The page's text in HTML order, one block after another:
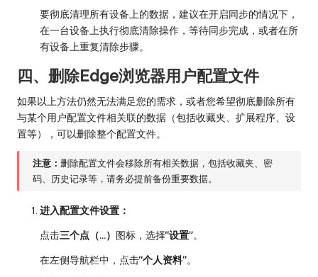
要彻底清理所有设备上的数据，建议在开启同步的情况下，
在一台设备上执行彻底清除操作，等待同步完成，或者在所
有设备上重复清除步骤。
四、删除Edge浏览器用户配置文件
如果以上方法仍然无法满足您的需求，或者您希望彻底删除所有
与某个用户配置文件相关联的数据（包括收藏夹、扩展程序、设
置等），可以删除整个配置文件。
注意：删除配置文件会移除所有相关数据，包括收藏夹、密
码、历史记录等，请务必提前备份重要数据。
进入配置文件设置：
点击三个点（…） 图标，选择“设置”。
在左侧导航栏中，点击“个人资料”。